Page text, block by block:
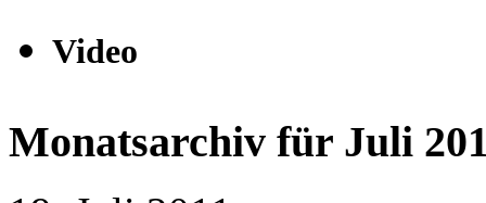
Video
Monatsarchiv für Juli